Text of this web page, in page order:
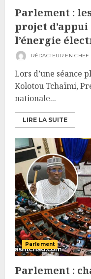
Parlement :
projet d’appui
l’énergie
RÉDACTEUR EN CHEF
Lors d’une séance
Kolotou Tchaïmi,
nationale...
LIRE LA SUITE
Parlement
Parlement :